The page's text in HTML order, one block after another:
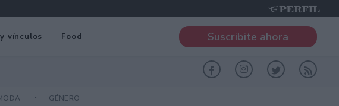
vínculos Food Suscribite ahora
GÉNERO